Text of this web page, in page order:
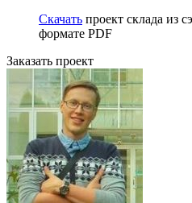
Скачать проект склада из
формате PDF
Заказать проект